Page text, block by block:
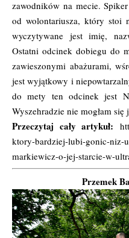
zawodników na mecie.
od wolontariusza, który stoi
wyczytywane jest imię,
Ostatni odcinek dobiegu do
zawieszonymi abażurami,
jest wyjątkowy i
do mety ten odcinek jest
Wyszehradzie nie mogłam się
Przeczytaj cały artykuł:
ktory-bardziej-lubi-gonic-niz-
markiewicz-o-jej-starcie-w-
Przemek